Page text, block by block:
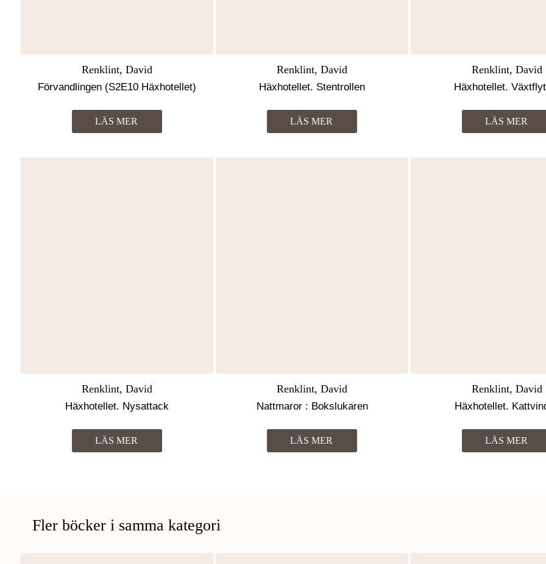
Renklint, David
Förvandlingen (S2E10 Häxhotellet)
LÄS MER
Renklint, David
Häxhotellet. Stentrollen
LÄS MER
Renklint, David
Häxhotellet.
LÄS MER
Renklint, David
Häxhotellet. Nysattack
LÄS MER
Renklint, David
Nattmaror : Bokslukaren
LÄS MER
Renklint, David
Häxhotellet.
LÄS MER
Fler böcker i samma kategori